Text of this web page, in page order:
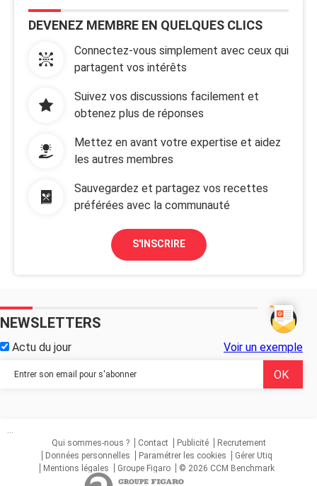
DEVENEZ MEMBRE EN QUELQUES CLICS
Connectez-vous simplement avec ceux qui
partagent vos intérêts
Suivez vos discussions facilement et
obtenez plus de réponses
Mettez en avant votre expertise et aidez
les autres membres
Sauvegardez et partagez vos recettes
préférées avec la communauté
S'INSCRIRE
NEWSLETTERS
Actu du jour Voir un exemple
...
Qui sommes-nous ?
Contact Publicité
Recrutement
Données personnelles
Paramétrer les cookies
Gérer Utiq
Mentions légales
Groupe Figaro © 2026 CCM Benchmark